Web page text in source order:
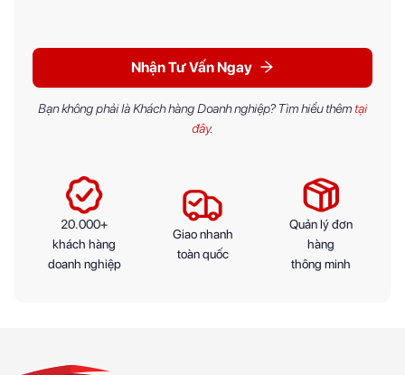
Nhận Tư Vấn Ngay
Bạn không phải là Khách hàng Doanh nghiệp? Tìm hiểu thêm tại
đây.
20.000+
khách hàng
doanh nghiệp
Giao nhanh
toàn quốc
Quản lý đơn
hàng
thông minh